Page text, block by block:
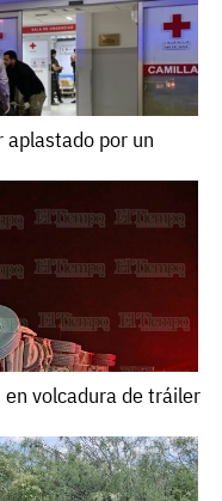
por un
volcadura de tráiler